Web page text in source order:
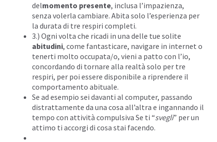
delmomento presente, inclusa l’impazienza,
senza volerla cambiare. Abita solo l’esperienza per
la durata di tre respiri completi.
3.) Ogni volta che ricadi in una delle tue solite
abitudini, come fantasticare, navigare in internet o
tenerti molto occupata/o, vieni a patto con l’io,
concordando di tornare alla realtà solo per tre
respiri, per poi essere disponibile a riprendere il
comportamento abituale.
Se ad esempio sei davanti al computer, passando
distrattamente da una cosa all’altra e ingannando il
tempo con attività compulsiva Se ti “svegli” per un
attimo ti accorgi di cosa stai facendo.